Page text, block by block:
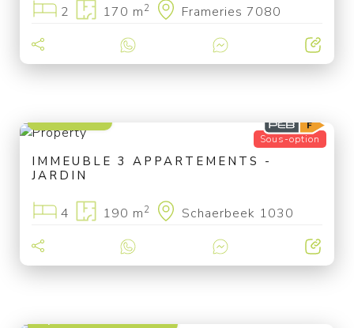
2 170 m2 Frameries 7080
Sous-option
IMMEUBLE 3 APPARTEMENTS -
JARDIN
4 190 m2 Schaerbeek 1030